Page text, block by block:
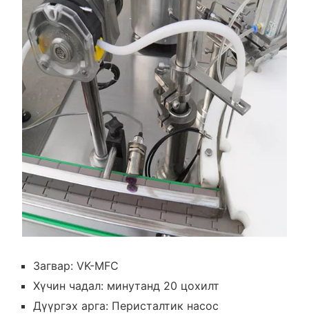
Загвар: VK-MFC
Хүчин чадал: минутанд 20 цохилт
Дүүргэх арга: Перисталтик насос